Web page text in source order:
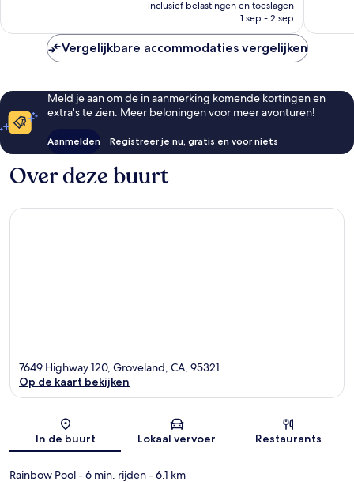
is
inclusief belastingen en toeslagen
1 sep - 2 sep
Vergelijkbare accommodaties vergelijken
Meld je aan om de in aanmerking komende kortingen en
extra's te zien. Meer beloningen voor meer avonturen!
Aanmelden Registreer je nu, gratis en voor niets
Over deze buurt
Kaart
7649 Highway 120, Groveland, CA, 95321
Op de kaart bekijken
In de buurt Lokaal vervoer Restaurants
Rainbow Pool- 6 min. rijden- 6.1 km